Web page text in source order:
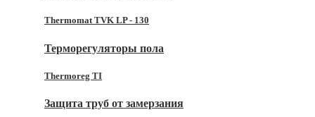
Thermomat TVK LP - 130
Терморегуляторы пола
Thermoreg TI
Защита труб от замерзания